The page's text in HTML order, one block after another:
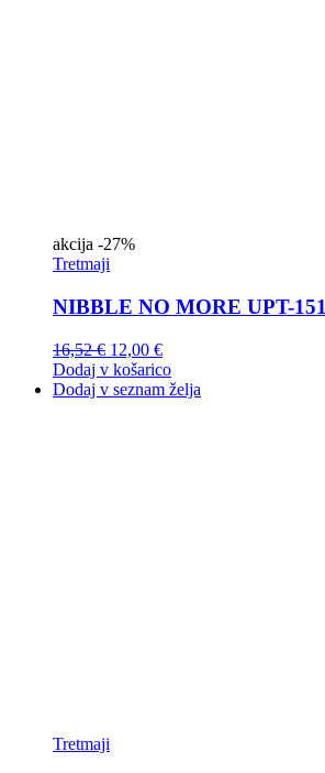
akcija -27%
Tretmaji
NIBBLE NO MORE UPT-151
16,52€ 12,00 €
Dodaj v košarico
Dodaj v seznam želja
Tretmaji